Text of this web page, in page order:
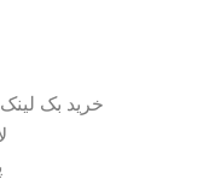
خرید بک لینک behtarinbacklink.com